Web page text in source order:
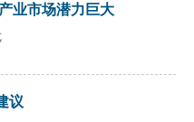
业市场潜力巨大
议